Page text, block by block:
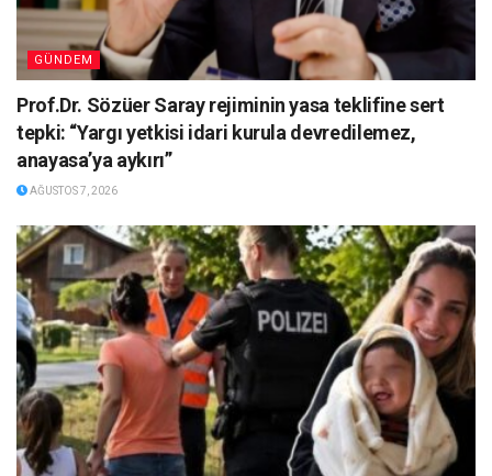
GÜNDEM
Prof.Dr. Sözüer Saray rejiminin yasa teklifine sert
tepki: “Yargı yetkisi idari kurula devredilemez,
anayasa’ya aykırı”
AĞUSTOS 7, 2026